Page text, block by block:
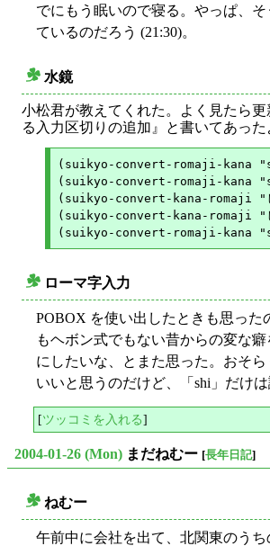
でにもう眠いので寝る。やっぱ、
ているのだろう (21:30)。
水鏡
小松君が教えてくれた。よく見たら
る入力区切りの追加』と書いてあった
(suikyo-convert-romaji-kana
(suikyo-convert-romaji-kana
(suikyo-convert-kana-romaji
(suikyo-convert-kana-romaji
ローマ字入力
POBOX を使い出したときも思った
もヘボン式でもない昔からの変な
にしたいな、とまた思った。おそ
いいと思うのだけど、「shi」だけは
[ツッコミを入れる]
2004-01-26 (Mon) まだねむー [長年日記]
ねむー
午前中に会社を出て、北関東のう